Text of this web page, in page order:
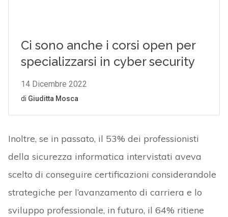
Inoltre, se in passato, il 53% dei professionisti
della sicurezza informatica intervistati aveva
scelto di conseguire certificazioni considerandole
strategiche per l’avanzamento di carriera e lo
sviluppo professionale, in futuro, il 64% ritiene